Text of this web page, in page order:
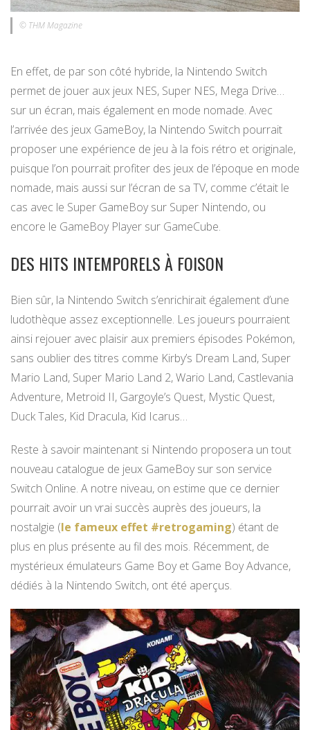
© THM Magazine
En effet, de par son côté hybride, la Nintendo Switch
permet de jouer aux jeux NES, Super NES, Mega Drive…
sur un écran, mais également en mode nomade. Avec
l’arrivée des jeux GameBoy, la Nintendo Switch pourrait
proposer une expérience de jeu à la fois rétro et originale,
puisque l’on pourrait profiter des jeux de l’époque en mode
nomade, mais aussi sur l’écran de sa TV, comme c’était le
cas avec le Super GameBoy sur Super Nintendo, ou
encore le GameBoy Player sur GameCube.
DES HITS INTEMPORELS À FOISON
Bien sûr, la Nintendo Switch s’enrichirait également d’une
ludothèque assez exceptionnelle. Les joueurs pourraient
ainsi rejouer avec plaisir aux premiers épisodes Pokémon,
sans oublier des titres comme Kirby’s Dream Land, Super
Mario Land, Super Mario Land 2, Wario Land, Castlevania
Adventure, Metroid II, Gargoyle’s Quest, Mystic Quest,
Duck Tales, Kid Dracula, Kid Icarus…
Reste à savoir maintenant si Nintendo proposera un tout
nouveau catalogue de jeux GameBoy sur son service
Switch Online. A notre niveau, on estime que ce dernier
pourrait avoir un vrai succès auprès des joueurs, la
nostalgie (le fameux effet #retrogaming) étant de
plus en plus présente au fil des mois. Récemment, de
mystérieux émulateurs Game Boy et Game Boy Advance,
dédiés à la Nintendo Switch, ont été aperçus.